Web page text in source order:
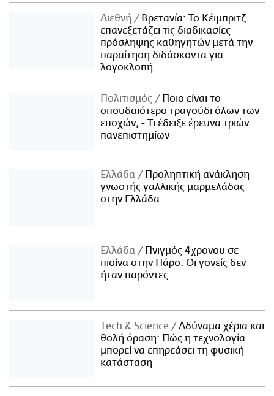
Διεθνή
Βρετανία: Το Κέιμπριτζ
επανεξετάζει τις διαδικασίες
πρόσληψης καθηγητών μετά την
παραίτηση διδάσκοντα για
λογοκλοπή
Πολιτισμός
Ποιο είναι το
σπουδαιότερο τραγούδι όλων των
εποχών; - Τι έδειξε έρευνα τριών
πανεπιστημίων
Ελλάδα
Προληπτική ανάκληση
γνωστής γαλλικής μαρμελάδας
στην Ελλάδα
Ελλάδα
Πνιγμός 4χρονου σε
πισίνα στην Πάρο: Οι γονείς δεν
ήταν παρόντες
Τech & Science
Αδύναμα χέρια και
θολή όραση: Πώς η τεχνολογία
μπορεί να επηρεάσει τη φυσική
κατάσταση